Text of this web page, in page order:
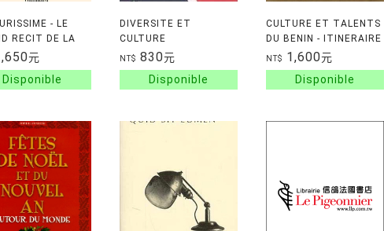
- LE
RECIT DE LA
GENERALE
元
DIVERSITE ET
CULTURE
NT$ 830元
CULTURE ET TALENTS
DU BENIN - ITINERAIRE
ET RENCONTRES
NT$ 1,600元